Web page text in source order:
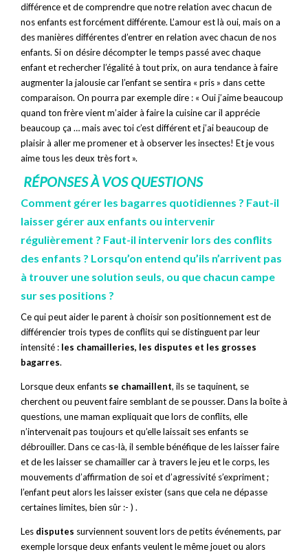
différence et de comprendre que notre relation avec chacun de
nos enfants est forcément différente. L’amour est là oui, mais on a
des manières différentes d’entrer en relation avec chacun de nos
enfants. Si on désire décompter le temps passé avec chaque
enfant et rechercher l’égalité à tout prix, on aura tendance à faire
augmenter la jalousie car l’enfant se sentira « pris » dans cette
comparaison. On pourra par exemple dire : « Oui j’aime beaucoup
quand ton frère vient m’aider à faire la cuisine car il apprécie
beaucoup ça … mais avec toi c’est différent et j’ai beaucoup de
plaisir à aller me promener et à observer les insectes! Et je vous
aime tous les deux très fort ».
RÉPONSES À VOS QUESTIONS
Comment gérer les bagarres quotidiennes ? Faut-il
laisser gérer aux enfants ou intervenir
régulièrement ? Faut-il intervenir lors des conflits
des enfants ? Lorsqu’on entend qu’ils n’arrivent pas
à trouver une solution seuls, ou que chacun campe
sur ses positions ?
Ce qui peut aider le parent à choisir son positionnement est de
différencier trois types de conflits qui se distinguent par leur
intensité : les chamailleries, les disputes et les grosses
bagarres.
Lorsque deux enfants se chamaillent, ils se taquinent, se
cherchent ou peuvent faire semblant de se pousser. Dans la boîte à
questions, une maman expliquait que lors de conflits, elle
n’intervenait pas toujours et qu’elle laissait ses enfants se
débrouiller. Dans ce cas-là, il semble bénéfique de les laisser faire
et de les laisser se chamailler car à travers le jeu et le corps, les
mouvements d’affirmation de soi et d’agressivité s’expriment ;
l’enfant peut alors les laisser exister (sans que cela ne dépasse
certaines limites, bien sûr :- ) .
Les disputes surviennent souvent lors de petits événements, par
exemple lorsque deux enfants veulent le même jouet ou alors